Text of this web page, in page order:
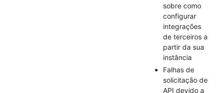
sobre como
configurar
integrações
de terceiros a
partir da sua
instância
Falhas de
solicitação de
API devido a